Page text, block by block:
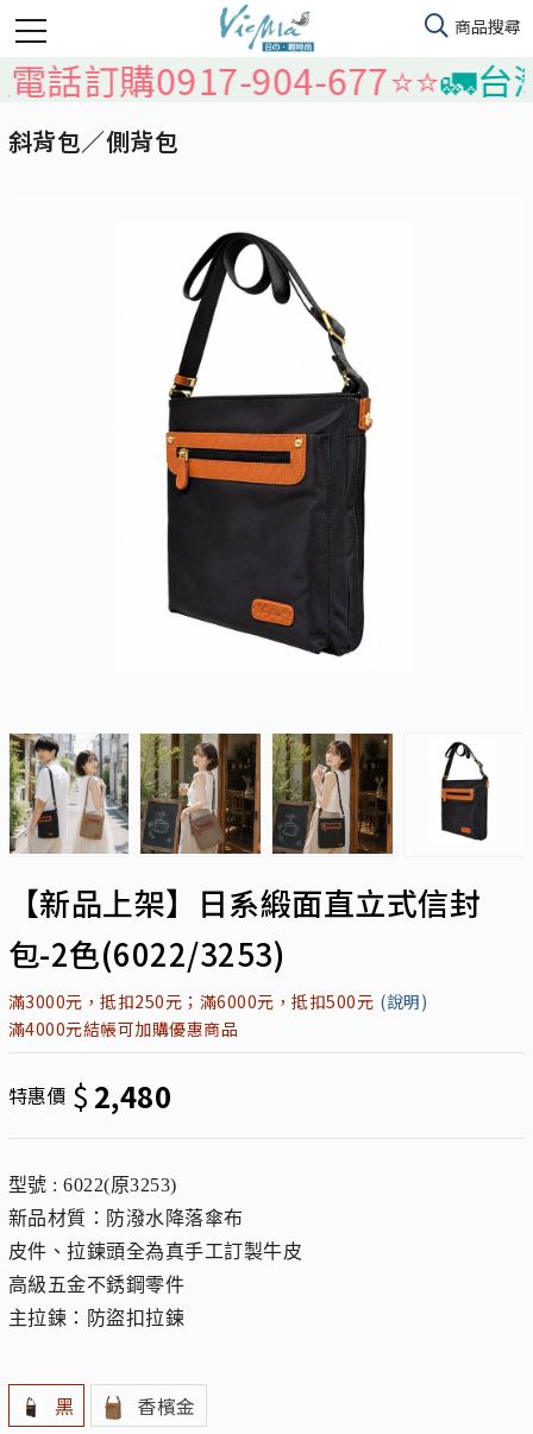
0917-904-677⭐️⭐️🚛台灣本島
斜背包／側背包
【新品上架】日系緞面直立式信封
包-2色(6022/3253)
滿3000元，抵扣250元；滿6000元，抵扣500元 (說明)
滿4000元結帳可加購優惠商品
特惠價 $ 2,480
型號 : 6022(原3253)
新品材質：防潑水降落傘布
皮件、拉鍊頭全為真手工訂製牛皮
高級五金不銹鋼零件
主拉鍊：防盜扣拉鍊
黑 香檳金